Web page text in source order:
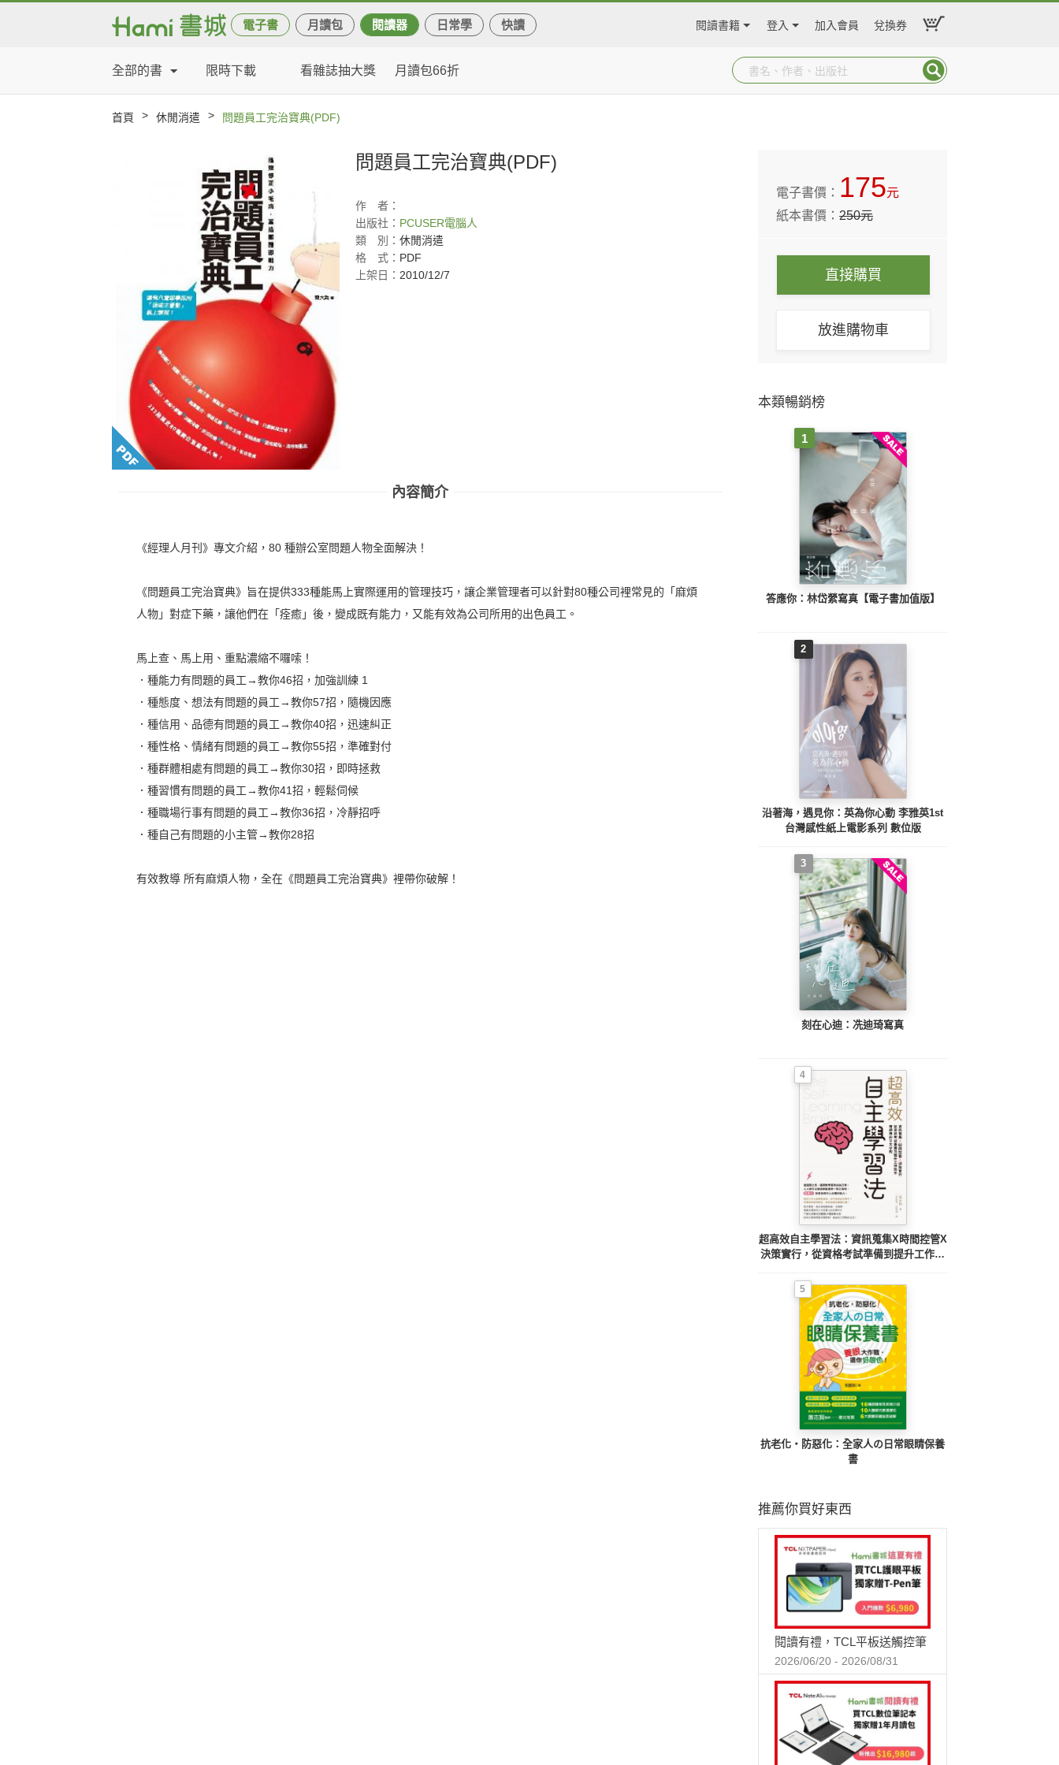
電子書 月讀包 閱讀器 日常學 快讀 閱讀書籍 登入 加入會員 兌換券
全部的書 限時下載 看雜誌抽大獎 月讀包66折
首頁 > 休閒消遣 > 問題員工完治寶典(PDF)
問題員工完治寶典(PDF)
作
者：
出版社： PCUSER電腦人
類
別： 休閒消遣
格
式： PDF
上架日： 2010/12/7
內容簡介
《經理人月刊》專文介紹，80 種辦公室問題人物全面解決！
《問題員工完治寶典》旨在提供333種能馬上實際運用的管理技巧，讓企業管理者可以針對80種公司裡常見的「麻煩
人物」對症下藥，讓他們在「痊癒」後，變成既有能力，又能有效為公司所用的出色員工。
馬上查、馬上用、重點濃縮不囉嗦！
．種能力有問題的員工→教你46招，加強訓練 1
．種態度、想法有問題的員工→教你57招，隨機因應
．種信用、品德有問題的員工→教你40招，迅速糾正
．種性格、情緒有問題的員工→教你55招，準確對付
．種群體相處有問題的員工→教你30招，即時拯救
．種習慣有問題的員工→教你41招，輕鬆伺候
．種職場行事有問題的員工→教你36招，冷靜招呼
．種自己有問題的小主管→教你28招
有效教導 所有麻煩人物，全在《問題員工完治寶典》裡帶你破解！
電子書價： 175元
紙本書價：250元
直接購買
放進購物車
本類暢銷榜
1
答應你：林岱縈寫真【電子書加值版】
2
沿著海，遇見你：英為你心動 李雅英1st
台灣感性紙上電影系列 數位版
3
刻在心迪：冼迪琦寫真
4
超高效自主學習法：資訊蒐集X時間控管X
決策實行，從資格考試準備到提升工作效
5
抗老化‧防惡化：全家人の日常眼睛保養
書
推薦你買好東西
閱讀有禮，TCL平板送觸控筆
2026/06/20 - 2026/08/31